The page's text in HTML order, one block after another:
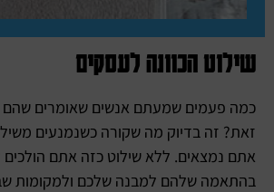
שילוט הכוונה לעסקים
כמה פעמים שמעתם אנשים שאומרים שהם
זאת? זה בדיוק מה שקורה כשנמנעים
אתם נמצאים. ללא שילוט כזה אתם
בהתאמה שלהם למבנה שלכם ולמקומות